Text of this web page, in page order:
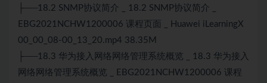
├──18.2 SNMP协议简介 _ 18.2 SNMP协议简介 _
EBG2021NCHW1200006 课程页面 _ Huawei iLearningX
00_00_08-00_13_20.mp4 38.35M
├──18.3 华为接入网络网络管理系统概览 _ 18.3 华为接入
网络网络管理系统概览 _ EBG2021NCHW1200006 课程